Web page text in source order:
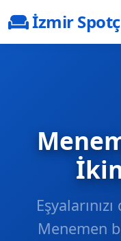
İzmir
Menemen